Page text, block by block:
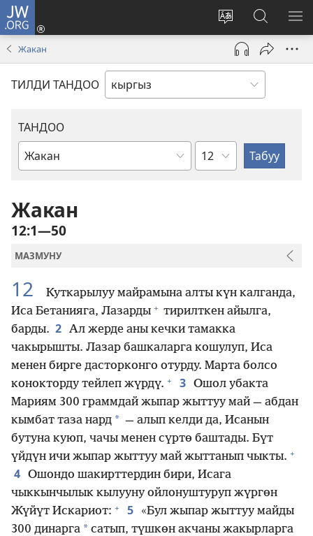
JW.ORG
Башка
тилди
тандоо
Кирүү
(жаңы
терезе
ачат)
JW.ORG
сайтынан
издөө
Жакан
ТИЛДИ ТАНДОО
ТАНДОО
Ыйык
китеп
Бөлүм
Жакан
12:1—50
МАЗМУНУ
12
Куткарылуу майрамына алты күн калганда,
Иса Бетанияга, Лазарды + тирилткен айылга,
барды. 2 Ал жерде аны кечки тамакка
чакырышты. Лазар башкаларга кошулуп, Иса
менен бирге дасторконго отурду. Марта болсо
конокторду тейлеп жүрдү. + 3 Ошол убакта
Мариям 300 граммдай жыпар жыттуу май — абдан
кымбат таза нард * — алып келди да, Исанын
бутуна куюп, чачы менен сүртө баштады. Бүт
үйдүн ичи жыпар жыттуу май жыттанып чыкты. +
4 Ошондо шакирттердин бири, Исага
чыккынчылык кылууну ойлонуштуруп жүргөн
Жүйүт Искариот: + 5
«Бул жыпар жыттуу майды
300 динарга * сатып, түшкөн акчаны жакырларга